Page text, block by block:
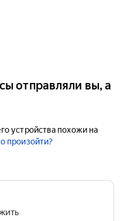
отправляли вы, а
устройства похожи на
произойти?